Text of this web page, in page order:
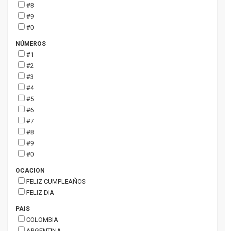
#8
#9
#0
NÚMEROS
#1
#2
#3
#4
#5
#6
#7
#8
#9
#0
OCACION
FELIZ CUMPLEAÑOS
FELIZ DIA
PAIS
COLOMBIA